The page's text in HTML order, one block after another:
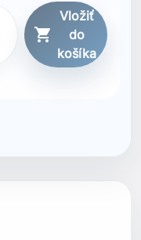

Vložiť
do
košíka